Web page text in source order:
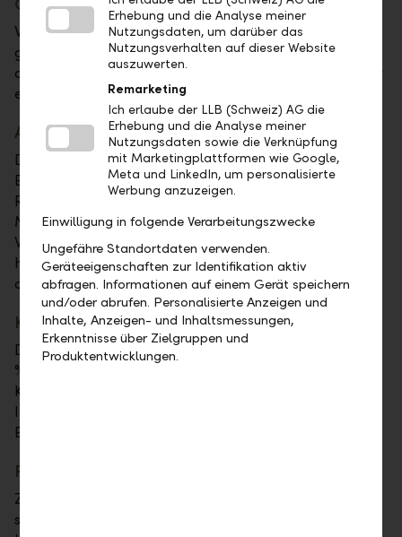
Warme Luft steigt nach oben. Folglich geht hier der
grösste Anteil an Heizwärme verloren. Daher ist die
oberste Geschossdecke ein sinnvoller Startpunkt zur
energetischen Sanierung einer Immobilie.
Aussenwände
Das Dämmen der Aussenwände senkt nicht nur den
Energieverbrauch, sondern verbessert auch das
Raumklima. Für die Umsetzung gibt es verschiedene
Möglichkeiten, wie beispielsweise
Wärmedämmverbundsysteme oder eine
hinterlüftete Fassade durch Materialien wie Mineral-
oder Schafwolle.
Kellerdecke
Durch eine ungedämmte Kellerdecke kann bis zu 10
% an Heizenergie verloren gehen. Die Dämmung der
Kellerdecke behält generell mehr Wärme im
Innenraum und ein angenehm warmer Fussboden im
Erdgeschoss entsteht.
Fenster
Zur weiteren Optimierung der Energieeinsparungen
sind energieeffiziente Fenster notwendig. So kann
Erhebung und die Analyse meiner
Nutzungsdaten, um darüber das
Nutzungsverhalten auf dieser Website
auszuwerten.
Remarketing
Ich erlaube der LLB (Schweiz) AG die
Erhebung und die Analyse meiner
Nutzungsdaten sowie die Verknüpfung
mit Marketingplattformen wie Google,
Meta und LinkedIn, um personalisierte
Werbung anzuzeigen.
Einwilligung in folgende Verarbeitungszwecke
Ungefähre Standortdaten verwenden.
Geräteeigenschaften zur Identifikation aktiv
abfragen. Informationen auf einem Gerät speichern
und/oder abrufen. Personalisierte Anzeigen und
Inhalte, Anzeigen- und Inhaltsmessungen,
Erkenntnisse über Zielgruppen und
Produktentwicklungen.